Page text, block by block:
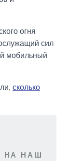
огня
сил
мобильный
сколько
НА НАШ